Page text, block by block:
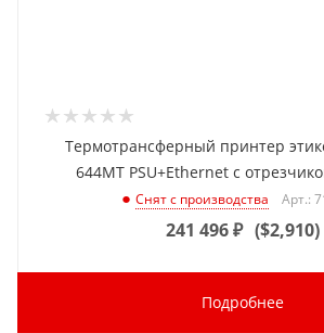
Термотрансферный принтер
644MT PSU+Ethernet с
Снят с производства Арт.:
241 496₽ ($2,910)
Подробнее